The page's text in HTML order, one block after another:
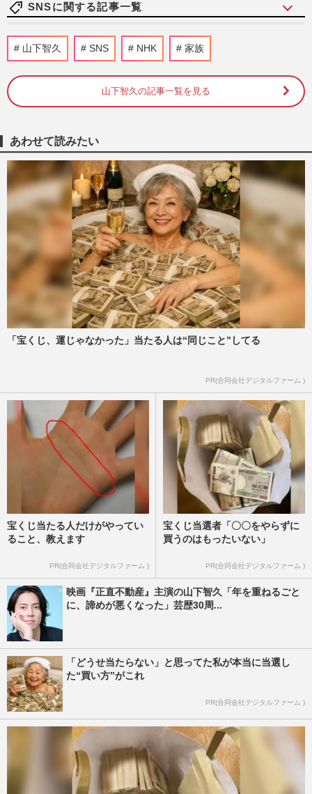
SNSに関する記事一覧
くら寿司、閉店間際の“ネタ大盛り”写真が
話題に「出会えたらラッキー」広報が明か
週刊女性PRIME 2026/8/7
DeNA・牧秀悟もビックリ！2連覇目指す
藤川球児監督の“泣きどころ…
週刊女性PRIME
ぱーてぃーちゃん・信子、衝撃のすっぴん
姿に《ギャルメイクよりいい》の声…“お
嬢様な素顔”とのギャップ…
週刊女性PRIME 2026/8/6
SixTONES田中樹のプライベートLINEと
写真が流出で流れ弾を食らった“優等生ジ
ャニーズ”の亀梨和也「流出元…
『週刊女性』編集部
村重杏奈が熱愛！ お相手は人気DJ兼モデ
『週刊女性』編集部 2026/8/6
山下智久 SNS NHK 家族
山下智久の記事一覧を見る
あわせて読みたい
「宝くじ、運じゃなかった」当たる人は“同じこと”してる
PR(合同会社デジタルファーム )
宝くじ当たる人だけがやってい
ること、教えます
PR(合同会社デジタルファーム )
宝くじ当選者「〇〇をやらずに
買うのはもったいない」
PR(合同会社デジタルファーム )
映画『正直不動産』主演の山下智久「年を重ねるごと
に、諦めが悪くなった」芸歴30周...
「どうせ当たらない」と思ってた私が本当に当選し
た“買い方”がこれ
PR(合同会社デジタルファーム )